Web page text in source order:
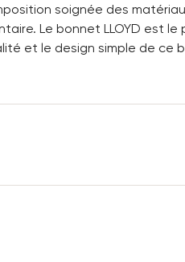
soignée des
Le bonnet LLOYD est le
et le design simple de ce